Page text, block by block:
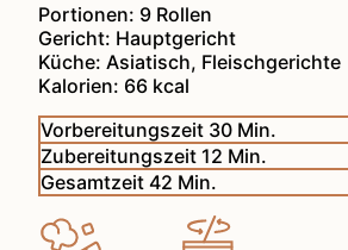
Portionen: 9 Rollen
Gericht: Hauptgericht
Küche: Asiatisch, Fleischgerichte
Kalorien: 66 kcal
Vorbereitungszeit 30Minuten
Min.
Zubereitungszeit 12 Minuten
Min.
Gesamtzeit42 Minuten
Min.